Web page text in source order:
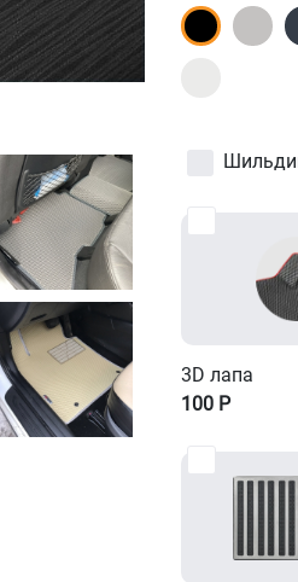
3D лапа
100 Р